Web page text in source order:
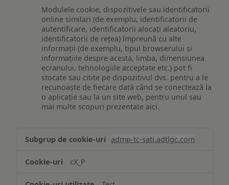
Modulele cookie, dispozitivele sau identificatorii
online similari (de exemplu, identificatorii de
autentificare, identificatorii alocați aleatoriu,
identificatorii de rețea) împreună cu alte
informații (de exemplu, tipul browserului și
informațiile despre acesta, limba, dimensiunea
ecranului, tehnologiile acceptate etc.) pot fi
stocate sau citite pe dispozitivul dvs. pentru a le
recunoaște de fiecare dată când se conectează la
o aplicație sau la un site web, pentru unul sau
mai multe scopuri prezentate aici.
Stocarea
și/sau
accesarea
informațiilor
admp-tc-sati.adtlgc.com
cX_P